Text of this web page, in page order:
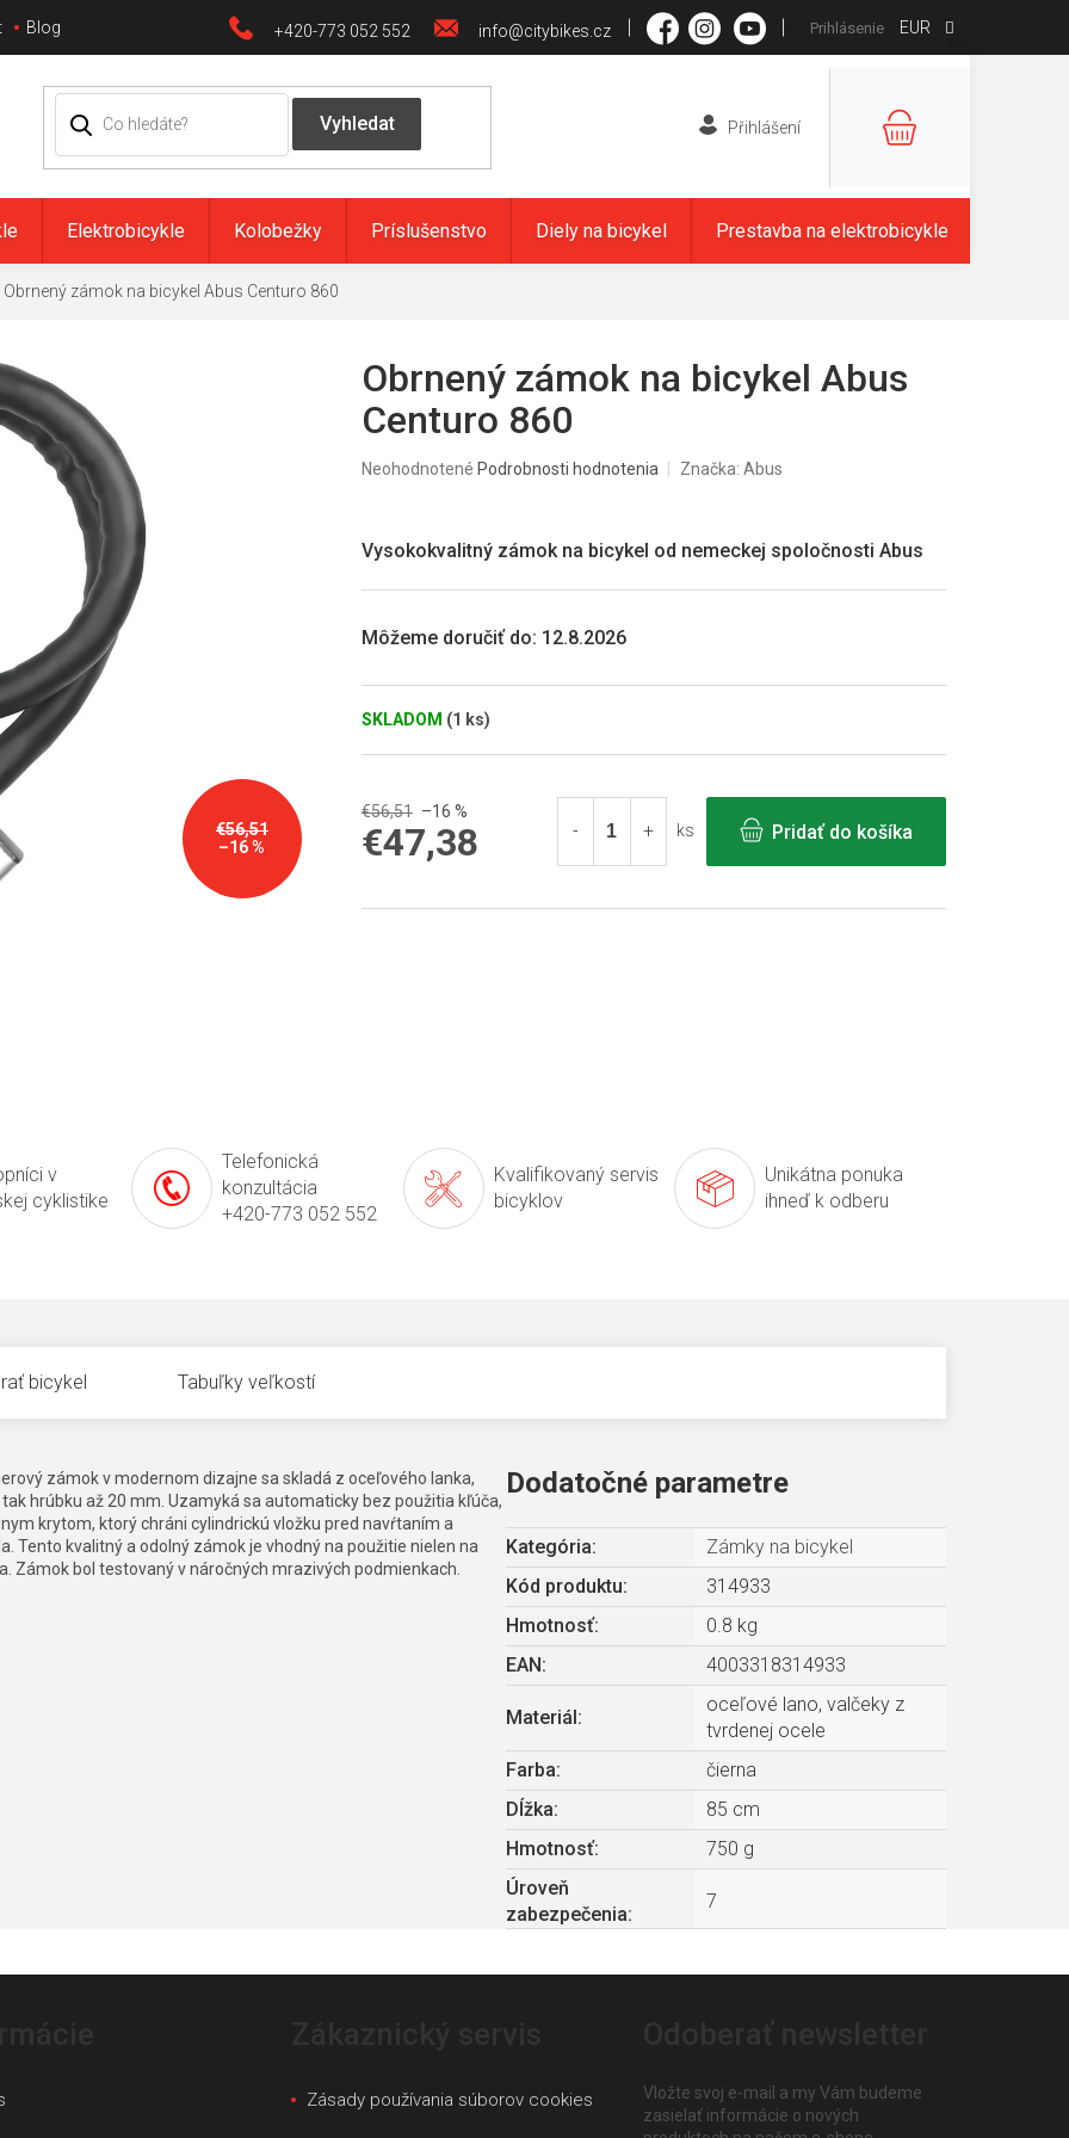
+420-773 052 552 info@citybikes.cz
Blog EUR
Prihlásenie
NÁKUPNÝ
Elektrobicykle Kolobežky Príslušenstvo Diely na bicykel Prestavba na elektrobicykle
Obrnený zámok na bicykel Abus Centuro 860
€56,51
–16 %
SKLADOM (1 ks)
Môžeme doručiť do: 12.8.2026
Vysokokvalitný zámok na bicykel od nemeckej spoločnosti Abus
Obrnený zámok na bicykel Abus
Centuro 860
Priemerné
0,0
5
Neohodnotené Podrobnosti hodnotenia Značka: Abus
€56,51 –16 %
€47,38 ks Pridať do košíka
v
cyklistike
Telefonická
konzultácia
+420-773 052 552
Kvalifikovaný servis
bicyklov
Unikátna ponuka
ihneď k odberu
bicykel Tabuľky veľkostí
zámok v modernom dizajne sa skladá z oceľového lanka,
hrúbku až 20 mm. Uzamyká sa automaticky bez použitia kľúča,
krytom, ktorý chráni cylindrickú vložku pred navŕtaním a
Tento kvalitný a odolný zámok je vhodný na použitie nielen na
Zámok bol testovaný v náročných mrazivých podmienkach.
Dodatočné parametre
Kategória:
Zámky na bicykel
Kód produktu:
314933
Hmotnosť:
0.8 kg
EAN : 4003318314933
Materiál :
oceľové lano, valčeky z
tvrdenej ocele
Farba:
čierna
Dĺžka:
85 cm
Hmotnosť:
750 g
Úroveň
zabezpečenia:
7
Zásady používania súborov cookies
Vložte svoj e-mail a my Vám budeme
zasielať informácie o nových